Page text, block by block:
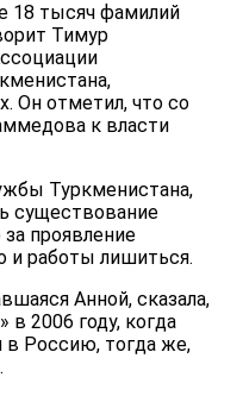
18 тысяч фамилий
Тимур
Он отметил, что со
к власти
Туркменистана,
существование
за проявление
и работы лишиться.
Анной, сказала,
в 2006 году, когда
в Россию, тогда же,